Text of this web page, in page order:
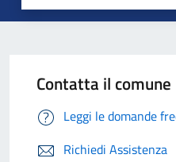
Contatta il comune
Leggi le domande
Richiedi Assistenza